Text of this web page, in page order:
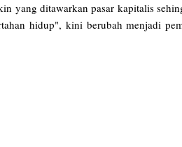
yang ditawarkan pasar kapitalis
hidup", kini berubah menjadi